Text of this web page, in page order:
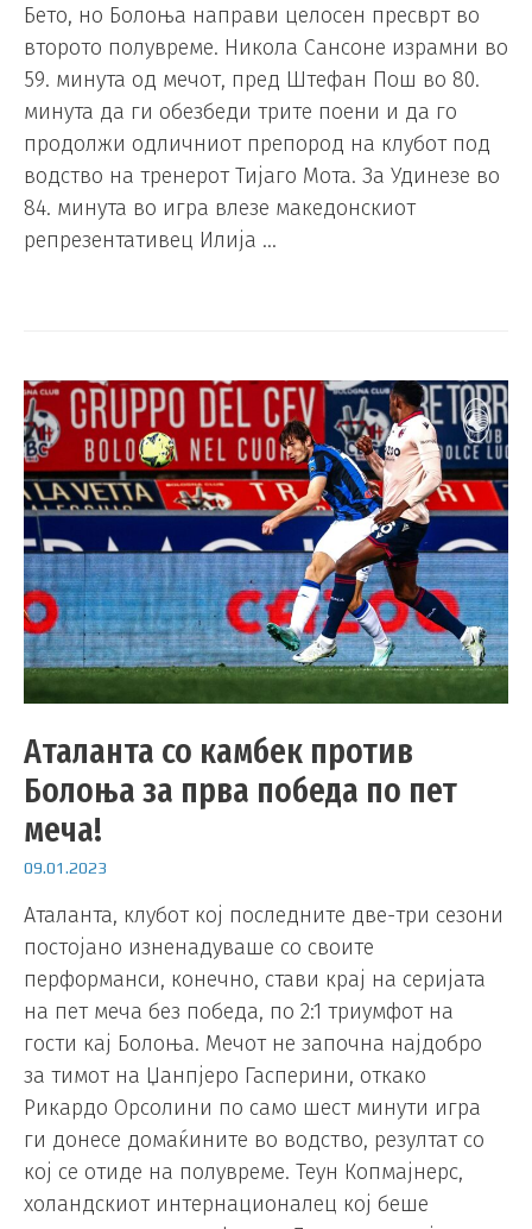
Бето, но Болоња направи целосен пресврт во
второто полувреме. Никола Сансоне израмни во
59. минута од мечот, пред Штефан Пош во 80.
минута да ги обезбеди трите поени и да го
продолжи одличниот препород на клубот под
водство на тренерот Тијаго Мота. За Удинезе во
84. минута во игра влезе македонскиот
репрезентативец Илија …
Аталанта со камбек против
Болоња за прва победа по пет
меча!
09.01.2023
Аталанта, клубот кој последните две-три сезони
постојано изненадуваше со своите
перформанси, конечно, стави крај на серијата
на пет меча без победа, по 2:1 триумфот на
гости кај Болоња. Мечот не започна најдобро
за тимот на Џанпјеро Гасперини, откако
Рикардо Орсолини по само шест минути игра
ги донесе домаќините во водство, резултат со
кој се отиде на полувреме. Теун Копмајнерс,
холандскиот интернационалец кој беше